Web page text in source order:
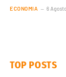
ECONOMIA 6
TOP POSTS